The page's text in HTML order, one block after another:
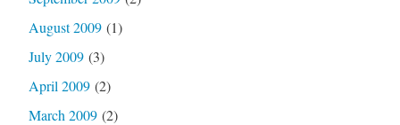
August 2009(1)
July 2009(3)
April 2009(2)
March 2009(2)